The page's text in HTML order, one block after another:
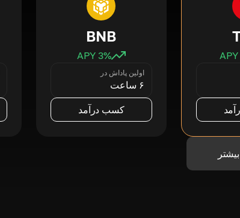
BNB
3% APY
اولین پاداش در
۶ ساعت
کسب درآمد